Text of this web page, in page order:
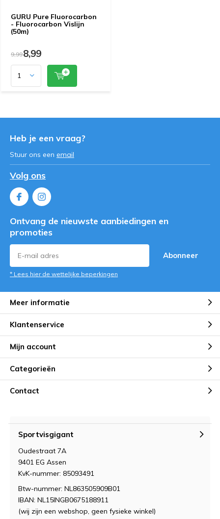
GURU Pure Fluorocarbon
- Fluorocarbon Vislijn
(50m)
9,998,99
Heb je een vraag?
Stuur ons een email
Volg ons
Ontvang de nieuwste aanbiedingen en
promoties
Abonneer
* Lees hier de wettelijke beperkingen
Meer informatie
Klantenservice
Mijn account
Categorieën
Contact
Sportvisgigant
Oudestraat 7A
9401 EG Assen
KvK-nummer: 85093491
Btw-nummer: NL863505909B01
IBAN: NL15INGB0675188911
(wij zijn een webshop, geen fysieke winkel)